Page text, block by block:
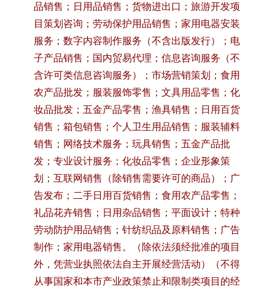
品销售；日用品销售；货物进出口；旅游开发项
目策划咨询；劳动保护用品销售；家用电器安装
服务；数字内容制作服务（不含出版发行）；电
子产品销售；国内贸易代理；信息咨询服务（不
含许可类信息咨询服务）；市场营销策划；食用
农产品批发；服装服饰零售；文具用品零售；化
妆品批发；五金产品零售；渔具销售；日用百货
销售；箱包销售；个人卫生用品销售；服装辅料
销售；网络技术服务；玩具销售；五金产品批
发；专业设计服务；化妆品零售；企业形象策
划；互联网销售（除销售需要许可的商品）；广
告发布；二手日用百货销售；食用农产品零售；
礼品花卉销售；日用杂品销售；平面设计；特种
劳动防护用品销售；针纺织品及原料销售；广告
制作；家用电器销售。（除依法须经批准的项目
外，凭营业执照依法自主开展经营活动）（不得
从事国家和本市产业政策禁止和限制类项目的经